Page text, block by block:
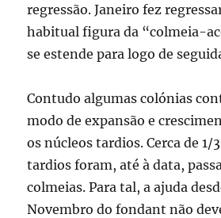
regressão. Janeiro fez
habitual figura da “colmeia-
se estende para logo de
Contudo algumas colónias
modo de expansão e
os núcleos tardios. Cerca de 1/
tardios foram, até à data,
colmeias. Para tal, a ajuda
Novembro do fondant não